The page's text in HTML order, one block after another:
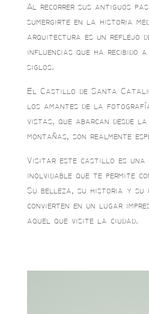
Al recorrer sus antiguos
sumergirte en la historia
arquitectura es un reflejo
influencias que ha recibido
siglos.
El Castillo de Santa
los amantes de la
vistas, que abarcan desde
montañas, son realmente
Visitar este castillo es una
inolvidable que te permite
Su belleza, su historia y su
convierten en un lugar
aquel que visite la ciudad.